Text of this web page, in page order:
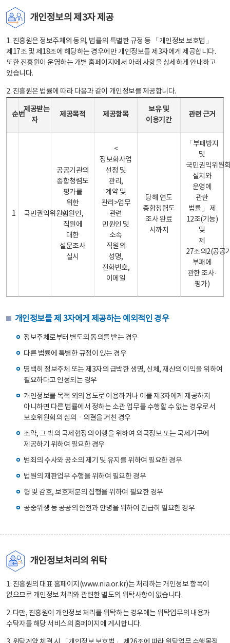
개인정보의 제3자 제공
1. 진흥원은 정보주체의 동의, 법률의 특별한 규정 등 「개인정보 보호법」
제17조 및 제18조에 해당하는 경우에만 개인정보를 제3자에게 제공합니다.
또한 진흥원이 운영하는 개별 홈페이지에서 아래 사항을 상세하게 안내하고
있습니다.
2. 진흥원은 법률에 따라 다음과 같이 개인정보를 제공합니다.
순번
제공받는
자
제공목적 제공항목
보유 및
이용기간
관련 근거
1 국민권익위원회
공공기관의
종합청렴도
평가를
위한
민원인,
직원에
대한
설문조사
실시
<
정보화사업
선정 및
관리,
계약 및
관리>업무
관련
민원인 및
소속
직원의
성명,
전화번호,
이메일
당해 연도
종합청렴도
조사 완료
시까지
「부패방지
및
국민권익위원
설치와
운영에
관한
법률」 제
12조(기능)
및
제
27조의2(공공
부패에
관한 조사·
평가)
개인정보를 제 3자에게 제공하는 예외적인 경우
정보주체로부터 별도의 동의를 받는 경우
다른 법률에 특별한 규정이 있는 경우
명백히 정보주체 또는 제3자의 급박한 생명, 신체, 재산의 이익을 위하여
필요하다고 인정되는 경우
개인정보를 목적 외의 용도로 이용하거나 이를 제3자에게 제공하지
아니하면 다른 법률에서 정하는 소관 업무를 수행할 수 없는 경우로서
보호위원회의 심의ㆍ의결을 거친 경우
조약, 그 밖의 국제협정의 이행을 위하여 외국정보 또는 국제기구에
제공하기 위하여 필요한 경우
범죄의 수사와 공소의 제기 및 유지를 위하여 필요한 경우
법원의 재판업무 수행을 위하여 필요한 경우
형 및 감호, 보호처분의 집행을 위하여 필요한 경우
공중위생 등 공공의 안전과 안녕을 위하여 긴급히 필요한 경우
개인정보처리의 위탁
1. 진흥원의 대표 홈페이지(www.nia.or.kr)는 처리하는 개인정보 항목이
없으므로 개인정보 처리와 관련한 별도의 위탁사항이 없습니다.
2. 다만, 진흥원이 개인정보 처리를 위탁하는 경우에는 위탁업무의 내용과
수탁자를 해당 서비스의 홈페이지에 게시합니다.